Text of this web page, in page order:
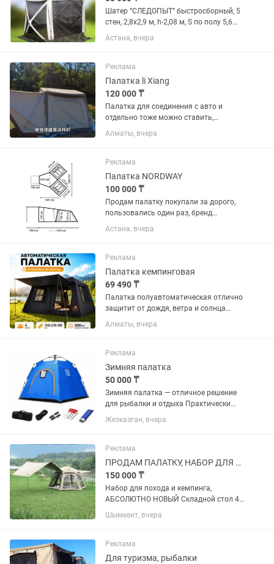
Шатер “СЛЕДОПЫТ” быстросборный, 5
стен, 2,8х2,9 м, h-2,08 м, S по полу 5,6
кв.м PF-TOR-K05 Шатер «Следопыт» с
автоматическим механизмом очень
транспортировочного состояния в...
Астана, вчера
Реклама
Палатка li Xiang
120 000 ₸
Палатка для соединения с авто и
отдельно тоже можно ставить,
подходит для внедорожников и
кроссоверов, вообще от li Xiang, один
Алматы, вчера
Реклама
Палатка NORDWAY
100 000 ₸
Продам палатку покупали за дорого,
пользовались один раз, бренд
Nordway. Очень удобная для большой
компаний вместимостью более
Астана, вчера
Реклама
Палатка кемпинговая
69 490 ₸
Палатка полуавтоматическая отлично
защитит от дождя, ветра и солнца
Размеры 310х210 Высота 185 В
комплекте колья, сумка-чехол,
сам верхний тент и стойки для...
Алматы, вчера
Реклама
Зимняя палатка
50 000 ₸
Зимняя палатка — отличное решение
для рыбалки и отдыха Практически
новая, прочная и тёплая. Отлично
держит ветер и холод — можно
мороз. 📐 Размеры: 2.1 × 2.1 м Высота...
Жезказган, вчера
Реклама
ПРОДАМ ПАЛАТКУ, НАБОР ДЛЯ КЕМПИНГА
150 000 ₸
Набор для похода и кемпинга,
АБСОЛЮТНО НОВЫЙ Складной стол 4
Стула с мягкими подушками Большая
палатка на 3-4 человека Коврик в
Большой Навес к...
Шымкент, вчера
Реклама
Для туризма, рыбалки